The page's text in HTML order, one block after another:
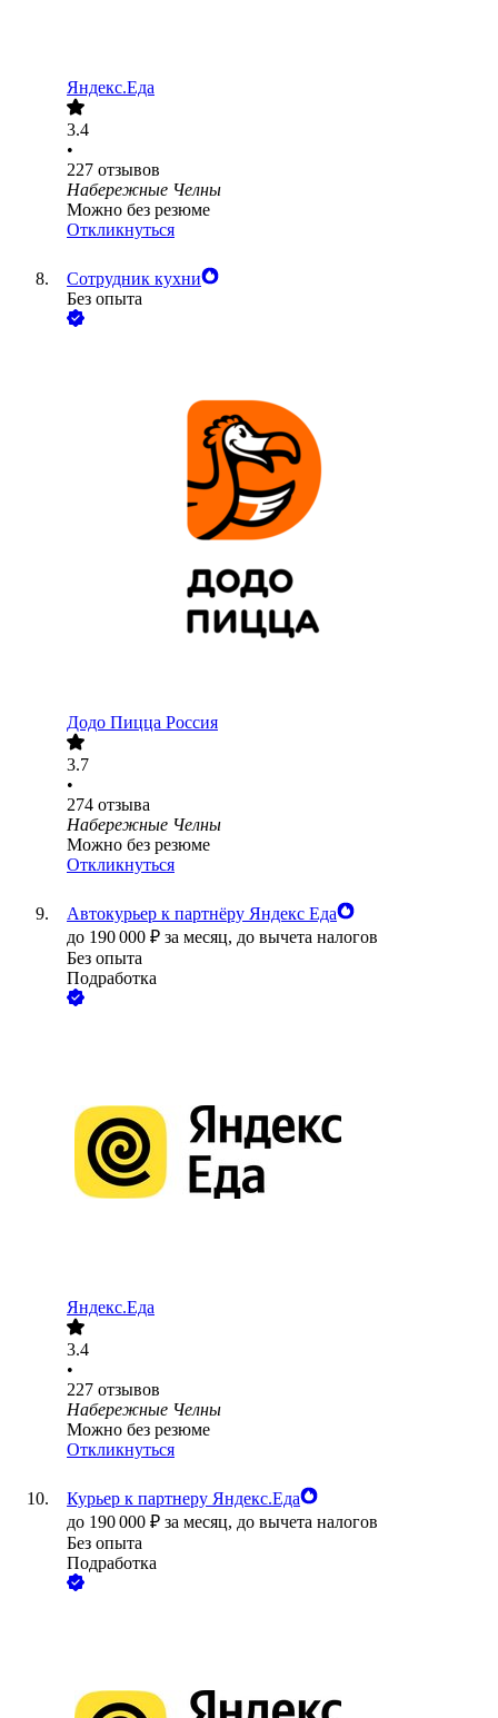
Яндекс.Еда
3.4
•
227 отзывов
Набережные Челны
Можно без резюме
Откликнуться
Сотрудник кухни
Без опыта
Додо Пицца Россия
3.7
•
274 отзыва
Набережные Челны
Можно без резюме
Откликнуться
Автокурьер к партнёру Яндекс Еда
до 190 000 ₽ за месяц, до вычета налогов
Без опыта
Подработка
Яндекс.Еда
3.4
•
227 отзывов
Набережные Челны
Можно без резюме
Откликнуться
Курьер к партнеру Яндекс.Еда
до 190 000 ₽ за месяц, до вычета налогов
Без опыта
Подработка